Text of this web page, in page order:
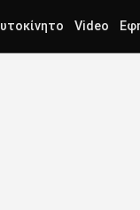
Video